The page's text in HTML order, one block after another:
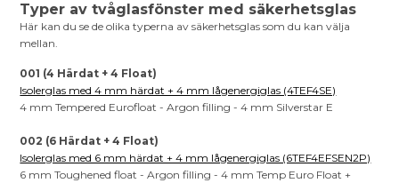
Typer av tvåglasfönster med säkerhetsglas
Här kan du se de olika typerna av säkerhetsglas som du kan välja
mellan.
001 (4 Härdat + 4 Float)
Isolerglas med 4 mm härdat + 4 mm lågenergiglas (4TEF4SE)
4 mm Tempered Eurofloat - Argon filling - 4 mm Silverstar E
002 (6 Härdat + 4 Float)
Isolerglas med 6 mm härdat + 4 mm lågenergiglas (6TEF4EFSEN2P)
6 mm Toughened float - Argon filling - 4 mm Temp Euro Float +